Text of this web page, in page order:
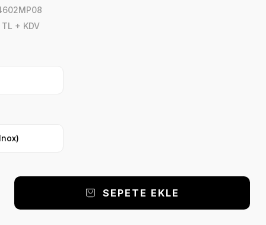
+ KDV
SEPETE EKLE